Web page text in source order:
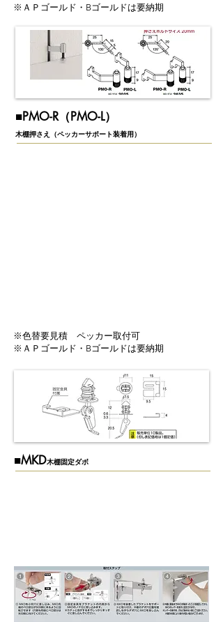
※ＡＰゴールド・Bゴールドは要納期
​■PMO-R（PMO-L）
木棚押さえ（ペッカーサポート装着用）
※色替要見積 ペッカー取付可
※ＡＰゴールド・Bゴールドは要納期
​■MKD木棚固定ダボ